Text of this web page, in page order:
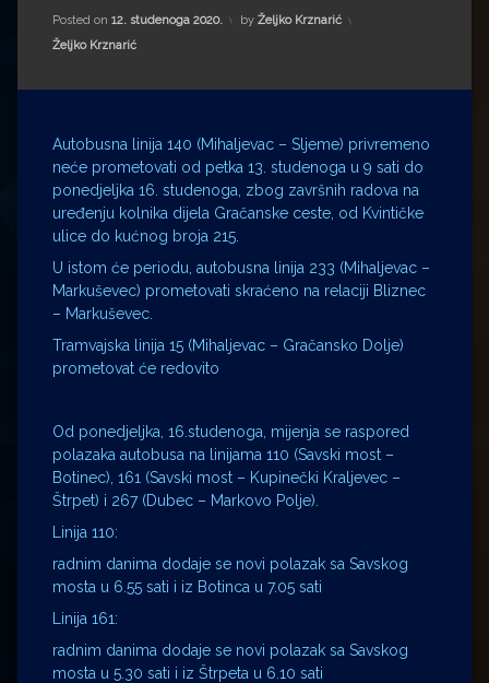
Drugi autori
Drugi autori
Ljiljana Lekanić-Kljaić
Željko Krznarić
Mario Lovreković
Miroslav Šantek
Posted on 12. studenoga 2020. by Željko Krznarić
Kategorije:
Željko Krznarić
Autobusna linija 140 (Mihaljevac – Sljeme) privremeno
neće prometovati od petka 13. studenoga u 9 sati do
ponedjeljka 16. studenoga, zbog završnih radova na
uređenju kolnika dijela Gračanske ceste, od Kvintičke
ulice do kućnog broja 215.
U istom će periodu, autobusna linija 233 (Mihaljevac –
Markuševec) prometovati skraćeno na relaciji Bliznec
– Markuševec.
Tramvajska linija 15 (Mihaljevac – Gračansko Dolje)
prometovat će redovito
Od ponedjeljka, 16.studenoga, mijenja se raspored
polazaka autobusa na linijama 110 (Savski most –
Botinec), 161 (Savski most – Kupinečki Kraljevec –
Štrpet) i 267 (Dubec – Markovo Polje).
Linija 110:​
radnim danima dodaje se novi polazak sa Savskog
mosta u 6.55 sati i iz Botinca u 7.05 sati
Linija 161:
radnim danima dodaje se novi polazak sa Savskog
mosta u 5.30 sati i iz Štrpeta u 6.10 sati